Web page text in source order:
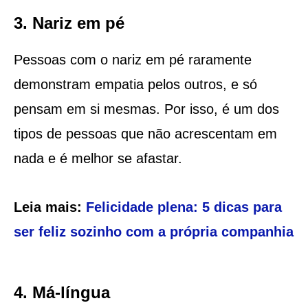
3. Nariz em pé
Pessoas com o nariz em pé raramente
demonstram empatia pelos outros, e só
pensam em si mesmas. Por isso, é um dos
tipos de pessoas que não acrescentam em
nada e é melhor se afastar.
Leia mais: Felicidade plena: 5 dicas para
ser feliz sozinho com a própria companhia
4. Má-língua